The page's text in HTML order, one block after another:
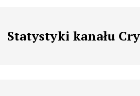
Statystyki kanału